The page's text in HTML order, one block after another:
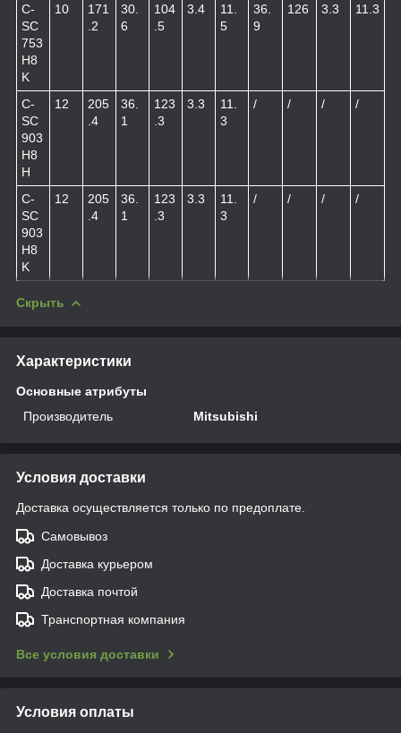
C-
SC
753
H8
K
10
171
.2
30.
6
104
.5
3.4
11.
5
36.
9
126 3.3 11.3
C-
SC
903
H8
H
12
205
.4
36.
1
123
.3
3.3
11.
3
/ / / /
C-
SC
903
H8
K
12
205
.4
36.
1
123
.3
3.3
11.
3
/ / / /
Скрыть
Характеристики
Основные атрибуты
Производитель
Mitsubishi
Условия доставки
Доставка осуществляется только по предоплате.
Самовывоз
Доставка курьером
Доставка почтой
Транспортная компания
Все условия доставки
Условия оплаты